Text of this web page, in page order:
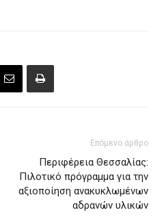
Επόμενο άρθρο
Περιφέρεια Θεσσαλίας:
Πιλοτικό πρόγραμμα για την
αξιοποίηση ανακυκλωμένων
αδρανών υλικών